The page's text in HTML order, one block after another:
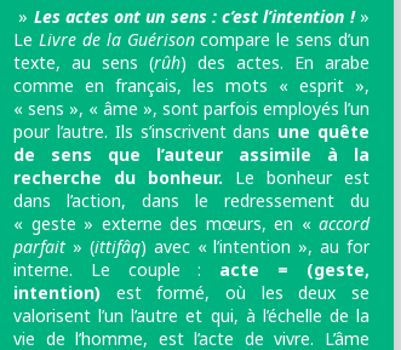
» Les actes ont un sens : c’est l’intention !»
Le Livre de la Guérisoncompare le sens d’un
texte, au sens (rûh) des actes. En arabe
comme en français, les mots « esprit »,
« sens », « âme », sont parfois employés l’un
pour l’autre. Ils s’inscrivent dans une quête
de sens que l’auteur assimile à la
recherche du bonheur. Le bonheur est
dans l’action, dans le redressement du
« geste » externe des mœurs, en « accord
parfait » (ittifâq) avec « l’intention », au for
interne. Le couple : acte = (geste,
intention) est formé, où les deux se
valorisent l’un l’autre et qui, à l’échelle de la
vie de l’homme, est l’acte de vivre. L’âme